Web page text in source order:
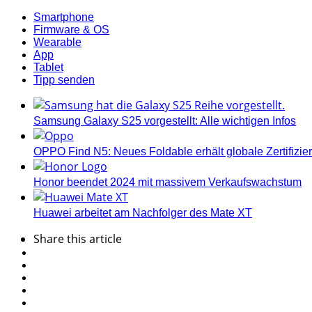
Smartphone
Firmware & OS
Wearable
App
Tablet
Tipp senden
Samsung Galaxy S25 vorgestellt: Alle wichtigen Infos
OPPO Find N5: Neues Foldable erhält globale
Honor beendet 2024 mit massivem Verkaufswachstum
Huawei arbeitet am Nachfolger des Mate XT
Sharethis article